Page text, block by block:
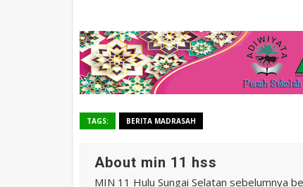
TAGS: BERITA MADRASAH
About min 11 hss
MIN 11 Hulu Sungai Selatan sebelumnya